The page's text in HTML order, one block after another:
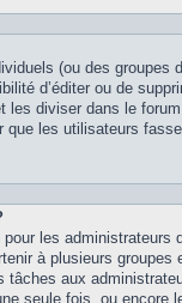
(ou des groupes
d’éditer ou de
les diviser dans le
que les utilisateurs
les administrateurs
à plusieurs groupes
aux
seule fois, ou encore